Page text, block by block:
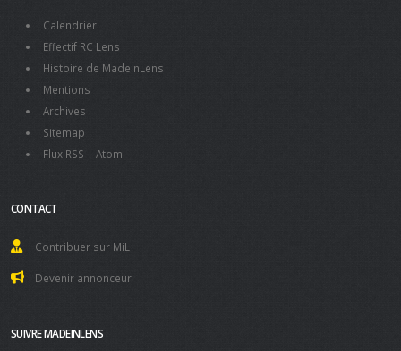
Calendrier
Effectif RC Lens
Histoire de MadeInLens
Mentions
Archives
Sitemap
Flux RSS | Atom
CONTACT
Contribuer sur MiL
Devenir annonceur
SUIVRE MADEINLENS